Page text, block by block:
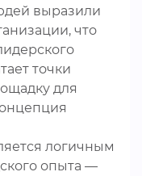
выразили
что
точки
для
логичным
опыта —